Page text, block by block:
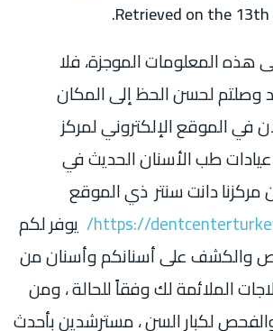
Retrieved on the 13th
هذه المعلومات الموجزة، فلا
وصلتم لحسن الحظ إلى المكان
في الموقع الإلكتروني لمركز
طب الأسنان الحديث في
مركزنا دانت سنتر ذي الموقع
https:// يوفر لكم
والكشف على أسنانكم وأسنان من
الملائمة لك وفقاً للحالة ، ومن
لكبار السن ، مسترشدين بأحدث